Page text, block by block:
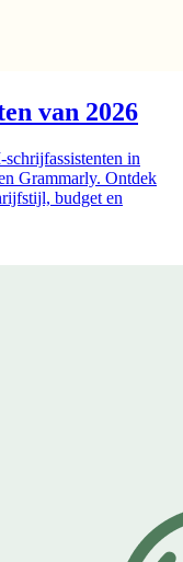
van 2026
in
Grammarly. Ontdek
budget en